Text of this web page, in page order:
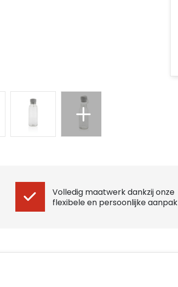
Volledig maatwerk dankzij onze
flexibele en persoonlijke aanpak